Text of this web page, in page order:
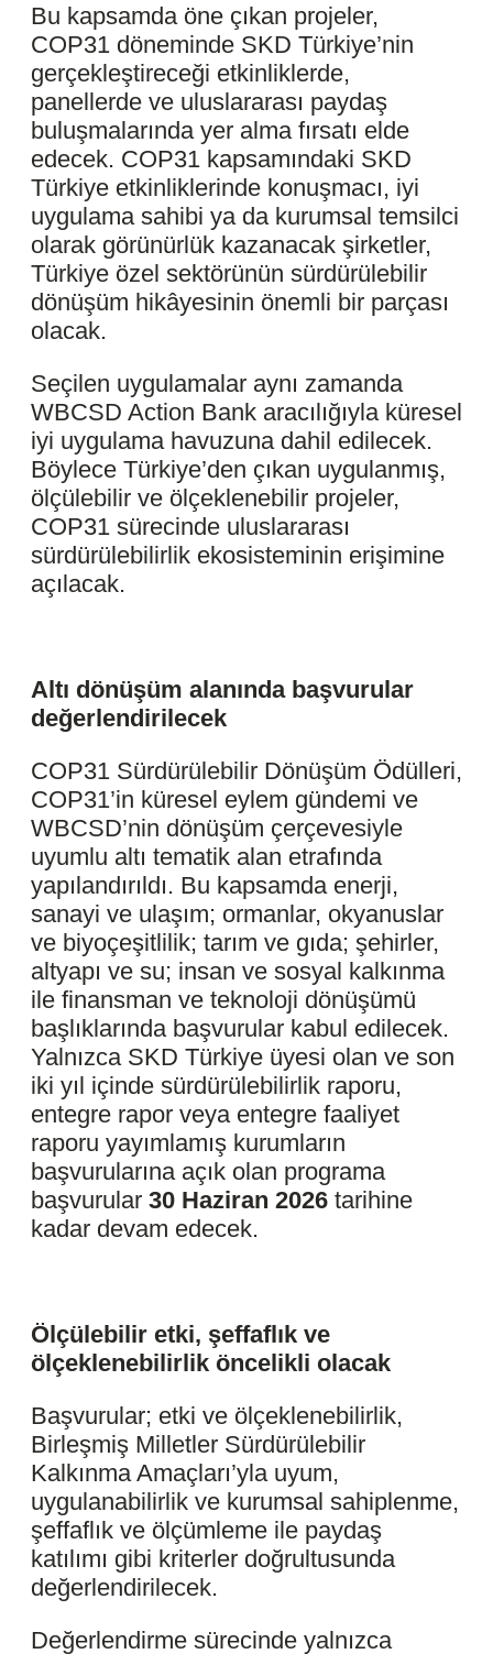
Bu kapsamda öne çıkan projeler,
COP31 döneminde SKD Türkiye’nin
gerçekleştireceği etkinliklerde,
panellerde ve uluslararası paydaş
buluşmalarında yer alma fırsatı elde
edecek. COP31 kapsamındaki SKD
Türkiye etkinliklerinde konuşmacı, iyi
uygulama sahibi ya da kurumsal temsilci
olarak görünürlük kazanacak şirketler,
Türkiye özel sektörünün sürdürülebilir
dönüşüm hikâyesinin önemli bir parçası
olacak.
Seçilen uygulamalar aynı zamanda
WBCSD Action Bank aracılığıyla küresel
iyi uygulama havuzuna dahil edilecek.
Böylece Türkiye’den çıkan uygulanmış,
ölçülebilir ve ölçeklenebilir projeler,
COP31 sürecinde uluslararası
sürdürülebilirlik ekosisteminin erişimine
açılacak.
Altı dönüşüm alanında başvurular
değerlendirilecek
COP31 Sürdürülebilir Dönüşüm Ödülleri,
COP31’in küresel eylem gündemi ve
WBCSD’nin dönüşüm çerçevesiyle
uyumlu altı tematik alan etrafında
yapılandırıldı. Bu kapsamda enerji,
sanayi ve ulaşım; ormanlar, okyanuslar
ve biyoçeşitlilik; tarım ve gıda; şehirler,
altyapı ve su; insan ve sosyal kalkınma
ile finansman ve teknoloji dönüşümü
başlıklarında başvurular kabul edilecek.
Yalnızca SKD Türkiye üyesi olan ve son
iki yıl içinde sürdürülebilirlik raporu,
entegre rapor veya entegre faaliyet
raporu yayımlamış kurumların
başvurularına açık olan programa
başvurular 30 Haziran 2026 tarihine
kadar devam edecek.
Ölçülebilir etki, şeffaflık ve
ölçeklenebilirlik öncelikli olacak
Başvurular; etki ve ölçeklenebilirlik,
Birleşmiş Milletler Sürdürülebilir
Kalkınma Amaçları’yla uyum,
uygulanabilirlik ve kurumsal sahiplenme,
şeffaflık ve ölçümleme ile paydaş
katılımı gibi kriterler doğrultusunda
değerlendirilecek.
Değerlendirme sürecinde yalnızca